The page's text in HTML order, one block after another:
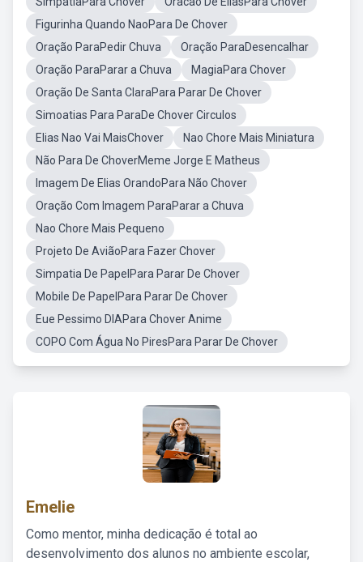
Figurinha Quando NaoPara De Chover
Oração ParaPedir Chuva
Oração ParaDesencalhar
Oração ParaParar a Chuva
MagiaPara Chover
Oração De Santa ClaraPara Parar De Chover
Simoatias Para ParaDe Chover Circulos
Elias Nao Vai MaisChover
Nao Chore Mais Miniatura
Não Para De ChoverMeme Jorge E Matheus
Imagem De Elias OrandoPara Não Chover
Oração Com Imagem ParaParar a Chuva
Nao Chore Mais Pequeno
Projeto De AviãoPara Fazer Chover
Simpatia De PapelPara Parar De Chover
Mobile De PapelPara Parar De Chover
Eue Pessimo DIAPara Chover Anime
COPO Com Água No PiresPara Parar De Chover
Emelie
Como mentor, minha dedicação é total ao
desenvolvimento dos alunos no ambiente escolar,